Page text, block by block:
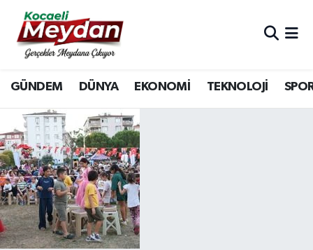
GÜNDEM DÜNYA EKONOMİ TEKNOLOJİ
Nöbetçi Eczaneler
Hava Durumu
Trafik Durumu
Süper Lig Puan Durumu ve Fikstür
Tüm Manşetler
Son Dakika Haberleri